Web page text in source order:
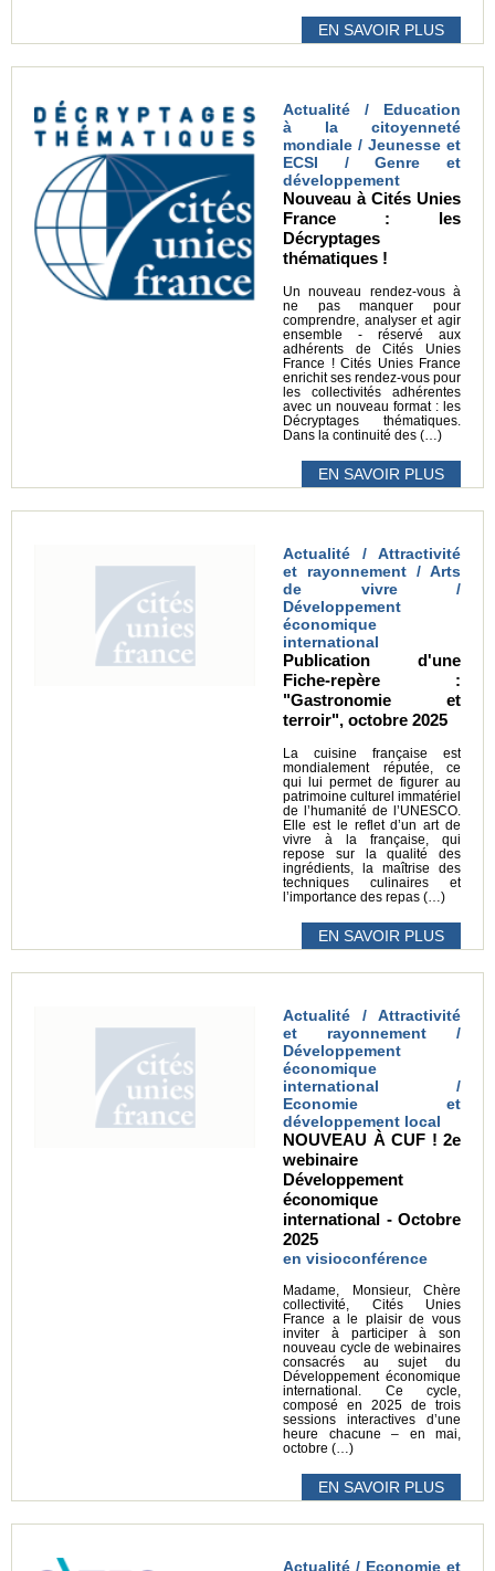
EN SAVOIR PLUS
Actualité / Education
à la citoyenneté
mondiale / Jeunesse et
ECSI / Genre et
développement
Nouveau à Cités Unies
France : les
Décryptages
thématiques !
Un nouveau rendez-vous à
ne pas manquer pour
comprendre, analyser et agir
ensemble - réservé aux
adhérents de Cités Unies
France ! Cités Unies France
enrichit ses rendez-vous pour
les collectivités adhérentes
avec un nouveau format : les
Décryptages thématiques.
Dans la continuité des (…)
EN SAVOIR PLUS
Actualité / Attractivité
et rayonnement / Arts
de vivre /
Développement
économique
international
Publication d'une
Fiche-repère :
"Gastronomie et
terroir", octobre 2025
La cuisine française est
mondialement réputée, ce
qui lui permet de figurer au
patrimoine culturel immatériel
de l’humanité de l’UNESCO.
Elle est le reflet d’un art de
vivre à la française, qui
repose sur la qualité des
ingrédients, la maîtrise des
techniques culinaires et
l’importance des repas (…)
EN SAVOIR PLUS
Actualité / Attractivité
et rayonnement /
Développement
économique
international /
Economie et
développement local
NOUVEAU À CUF ! 2e
webinaire
Développement
économique
international - Octobre
2025
en visioconférence
Madame, Monsieur, Chère
collectivité, Cités Unies
France a le plaisir de vous
inviter à participer à son
nouveau cycle de webinaires
consacrés au sujet du
Développement économique
international. Ce cycle,
composé en 2025 de trois
sessions interactives d’une
heure chacune – en mai,
octobre (…)
EN SAVOIR PLUS
Actualité / Economie et